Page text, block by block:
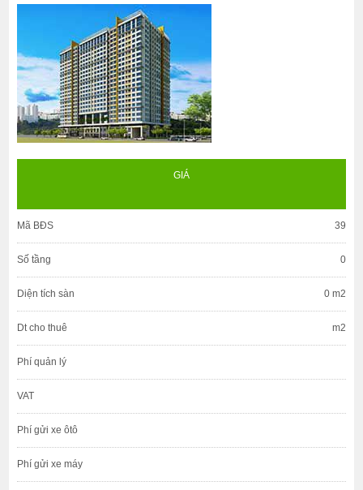
GIÁ
Mã BĐS 39
Số tầng 0
Diện tích sàn 0 m2
Dt cho thuê m2
Phí quản lý
VAT
Phí gửi xe ôtô
Phí gửi xe máy